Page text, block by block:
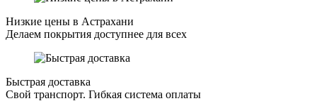
Низкие цены в Астрахани
Делаем покрытия доступнее для всех
Быстрая доставка
Свой транспорт. Гибкая система оплаты